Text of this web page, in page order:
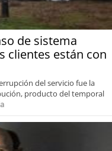
de sistema
clientes están con
del servicio fue la
producto del temporal